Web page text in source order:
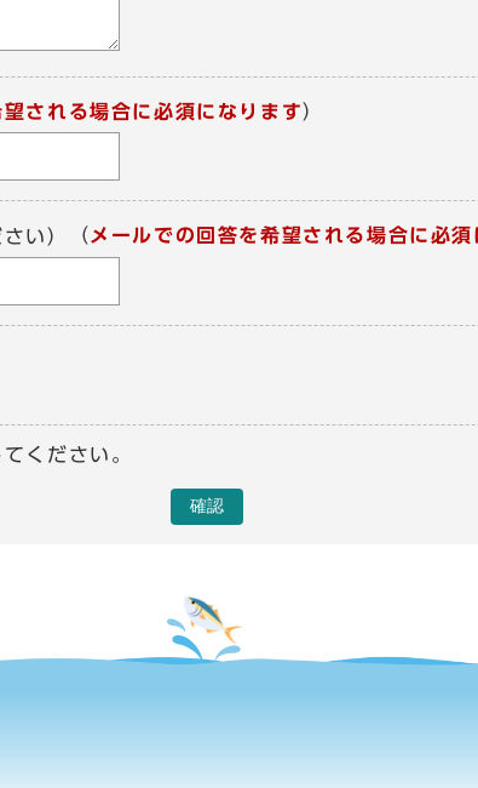
される場合に必須になります）
い） （メールでの回答を希望される場合に必須
ください。
確認